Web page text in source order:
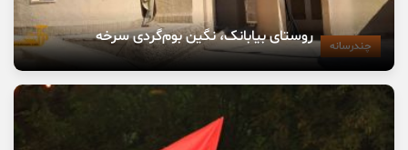
چندرسانه روستای بیابانک، نگین بوم‌گردی سرخه